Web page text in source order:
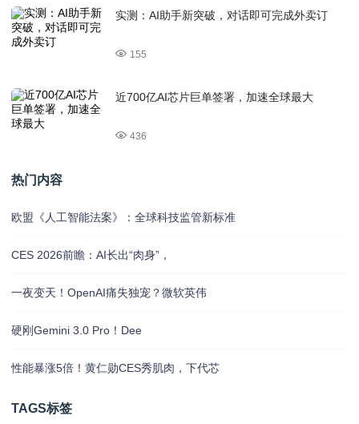
实测：AI助手新突破，对话即可完成外卖订
155
近700亿AI芯片巨单签署，加速全球最大
436
热门内容
欧盟《人工智能法案》：全球科技监管新标准
CES 2026前瞻：AI长出“肉身”，
一夜变天！OpenAI痛失独宠？微软英伟
硬刚Gemini 3.0 Pro！Dee
性能暴涨5倍！黄仁勋CES秀肌肉，下代芯
TAGS标签